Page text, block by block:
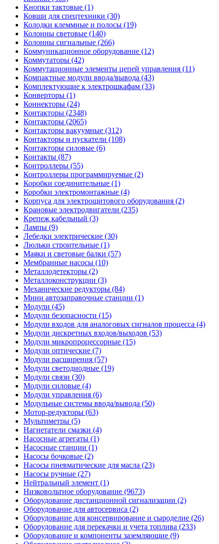
Кнопки тактовые (1)
Ковши для спецтехники (30)
Колодки клеммные и полосы (19)
Колонны световые (140)
Колонны сигнальные (266)
Коммуникационное оборудование (12)
Коммутаторы (42)
Коммутационные элементы цепей управления (11)
Компактные модули ввода/вывода (43)
Комплектующие к электрошкафам (33)
Конверторы (1)
Коннекторы (24)
Контакторы (2348)
Контакторы (2065)
Контакторы вакуумные (312)
Контакторы и пускатели (108)
Контакторы силовые (6)
Контакты (87)
Контроллеры (55)
Контроллеры программируемые (2)
Коробки соединительные (1)
Коробки электромонтажные (4)
Корпуса для электрощитового оборудования (2)
Крановые электродвигатели (235)
Крепеж кабельный (3)
Лампы (9)
Лебедки электрические (30)
Люльки строительные (1)
Маяки и световые балки (57)
Мембранные насосы (10)
Металлодетекторы (2)
Металлоконструкции (3)
Механические редукторы (84)
Мини автозаправочные станции (1)
Модули (45)
Модули безопасности (15)
Модули входов для аналоговых сигналов процесса (4)
Модули дискретных входов/выходов (53)
Модули микропроцессорные (15)
Модули оптические (7)
Модули расширения (57)
Модули светодиодные (19)
Модули связи (30)
Модули силовые (4)
Модули управления (6)
Модульные системы ввода/вывода (50)
Мотор-редукторы (63)
Мультиметры (5)
Нагнетатели смазки (4)
Насосные агрегаты (1)
Насосные станции (1)
Насосы бочковые (2)
Насосы пневматические для масла (23)
Насосы ручные (27)
Нейтральный элемент (1)
Низковольтное оборудование (9673)
Оборудование дистанционной сигнализации (2)
Оборудование для автосервиса (2)
Оборудование для консервирование и сыроделие (26)
Оборудование для перекачки и учета топлива (233)
Оборудование и компоненты заземляющие (9)